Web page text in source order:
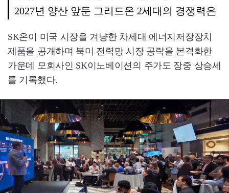
2027년 양산 앞둔 그리드온 2세대의 경쟁력은
SK온이 미국 시장을 겨냥한 차세대 에너지저장장치
제품을 공개하며 북미 전력망 시장 공략을 본격화한
가운데 모회사인 SK이노베이션의 주가도 장중 상승세
를 기록했다.